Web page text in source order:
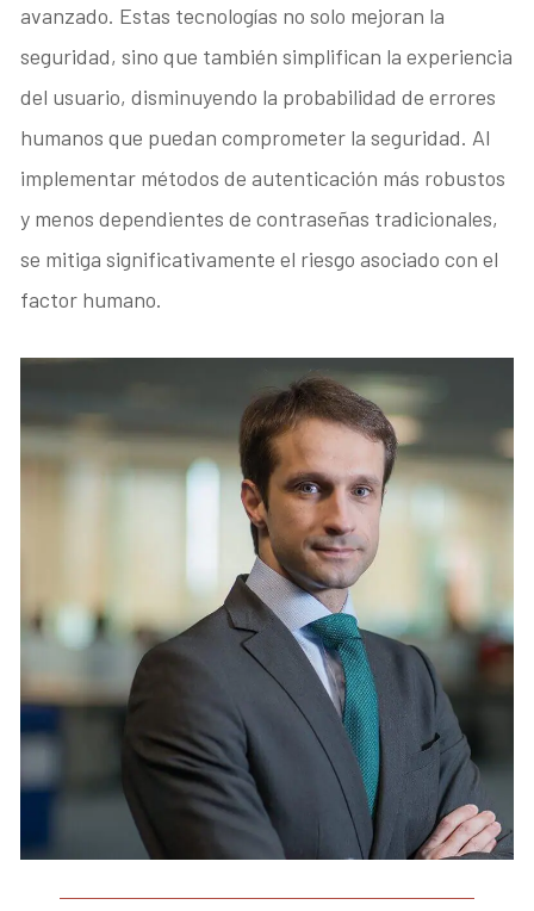
avanzado. Estas tecnologías no solo mejoran la
seguridad, sino que también simplifican la experiencia
del usuario, disminuyendo la probabilidad de errores
humanos que puedan comprometer la seguridad. Al
implementar métodos de autenticación más robustos
y menos dependientes de contraseñas tradicionales,
se mitiga significativamente el riesgo asociado con el
factor humano.